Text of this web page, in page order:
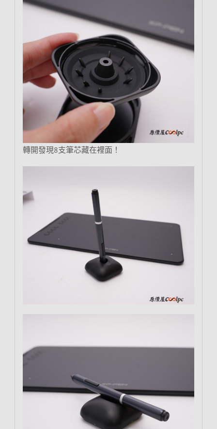
轉開發現8支筆芯藏在裡面！